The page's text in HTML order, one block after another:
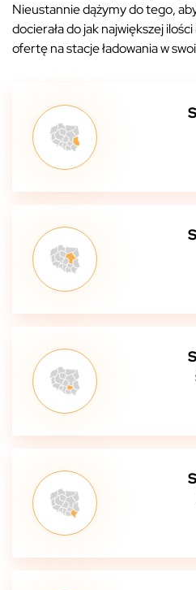
Nieustannie dążymy do tego,
docierała do jak największej
ofertę na stacje ładowania w